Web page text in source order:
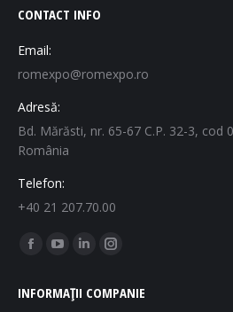
CONTACT INFO
Email:
romexpo@romexpo.ro
Adresă:
Bd. Mărăsti, nr. 65-67 C.P. 32-3, cod
România
Telefon:
+40 21 207.70.00
Find us on:
Facebook
opens
YouTube
opens
Linkedin
opens
Instagram
opens
INFORMAȚII COMPANIE